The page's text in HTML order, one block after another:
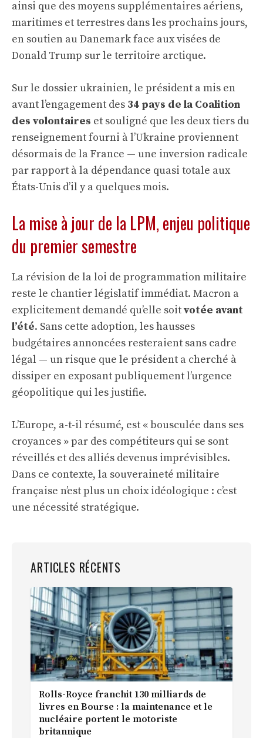
ainsi que des moyens supplémentaires aériens,
maritimes et terrestres dans les prochains jours,
en soutien au Danemark face aux visées de
Donald Trump sur le territoire arctique.
Sur le dossier ukrainien, le président a mis en
avant l’engagement des 34 pays de la Coalition
des volontaires et souligné que les deux tiers du
renseignement fourni à l’Ukraine proviennent
désormais de la France — une inversion radicale
par rapport à la dépendance quasi totale aux
États-Unis d’il y a quelques mois.
La mise à jour de la LPM, enjeu politique
du premier semestre
La révision de la loi de programmation militaire
reste le chantier législatif immédiat. Macron a
explicitement demandé qu’elle soitvotée avant
l’été. Sans cette adoption, les hausses
budgétaires annoncées resteraient sans cadre
légal — un risque que le président a cherché à
dissiper en exposant publiquement l’urgence
géopolitique qui les justifie.
L’Europe, a-t-il résumé, est « bousculée dans ses
croyances » par des compétiteurs qui se sont
réveillés et des alliés devenus imprévisibles.
Dans ce contexte, la souveraineté militaire
française n’est plus un choix idéologique : c’est
une nécessité stratégique.
ARTICLES RÉCENTS
Rolls-Royce franchit 130 milliards de
livres en Bourse : la maintenance et le
nucléaire portent le motoriste
britannique